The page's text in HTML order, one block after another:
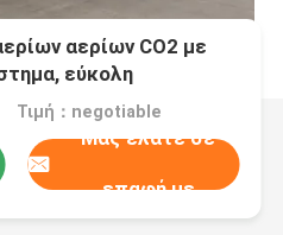
αερίων CO2 με
εύκολη
Τιμή：negotiable
Μας ελάτε σε
επαφή με